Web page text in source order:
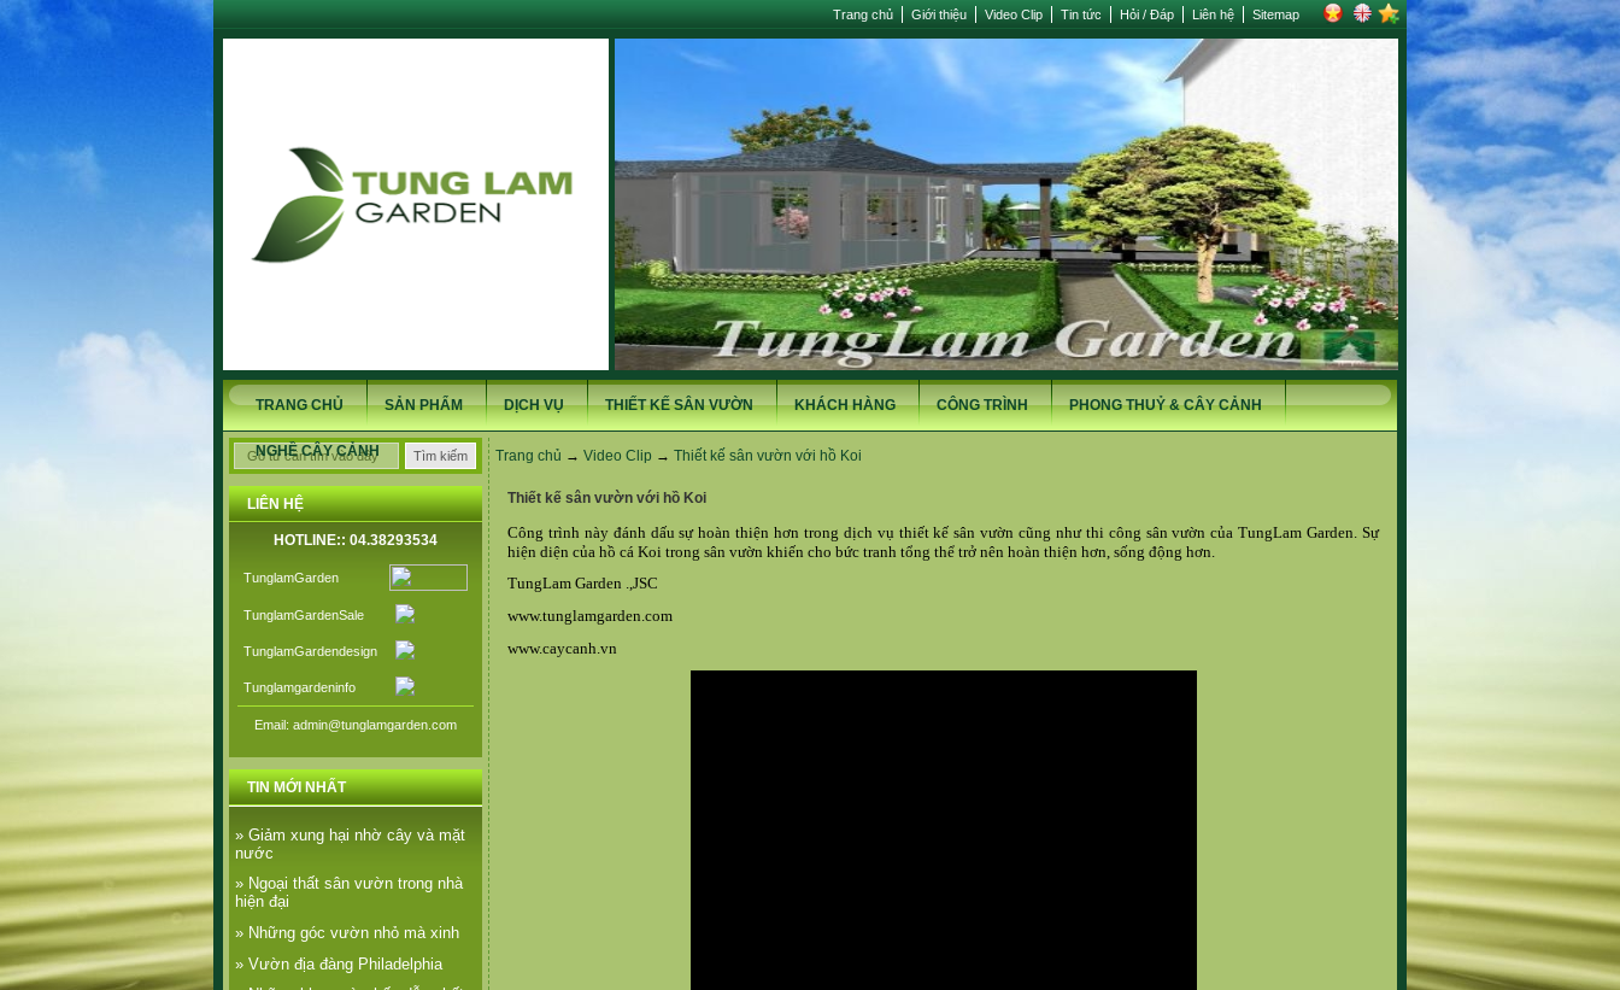
Trang chủ Giới thiệu Video Clip Tin tức Hỏi / Đáp Liên hệ Sitemap
TRANG CHỦ SẢN PHẨM DỊCH VỤ THIẾT KẾ SÂN VƯỜN KHÁCH HÀNG CÔNG TRÌNH PHONG THUỶ & CÂY CẢNH
NGHỀ CÂY CẢNH
LIÊN HỆ
HOTLINE:: 04.38293534
TunglamGarden
TunglamGardenSale
TunglamGardendesign
Tunglamgardeninfo
Email: admin@tunglamgarden.com
TIN MỚI NHẤT
» Giảm xung hại nhờ cây và mặt
nước
» Ngoại thất sân vườn trong nhà
hiện đại
» Những góc vườn nhỏ mà xinh
» Vườn địa đàng Philadelphia
Trang chủ → Video Clip → Thiết kế sân vườn với hồ Koi
Thiết kế sân vườn với hồ Koi
Công trình này đánh dấu sự hoàn thiện hơn trong dịch vụ thiết kế sân vườn cũng như thi công sân vườn của TungLam Garden. Sự
hiện diện của hồ cá Koi trong sân vườn khiến cho bức tranh tổng thể trở nên hoàn thiện hơn, sống động hơn.
TungLam Garden .,JSC
www.tunglamgarden.com
www.caycanh.vn